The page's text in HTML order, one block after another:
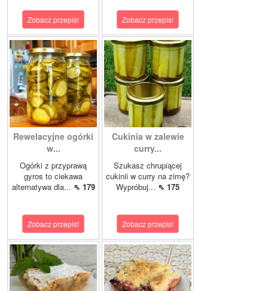
Zobacz przepis! Zobacz przepis!
Rewelacyjne ogórki
w...
Ogórki z przyprawą
gyros to ciekawa
alternatywa dla... ⇖ 179
Zobacz przepis!
Cukinia w zalewie
curry...
Szukasz chrupiącej
cukinii w curry na zimę?
Wypróbuj... ⇖ 175
Zobacz przepis!